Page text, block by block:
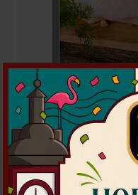
MEDIA
Cantidad
Peso